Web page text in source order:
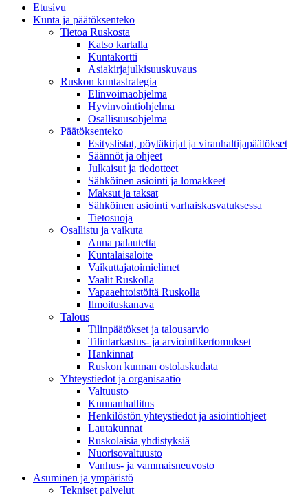
Etusivu
Kunta ja päätöksenteko
Tietoa Ruskosta
Katso kartalla
Kuntakortti
Asiakirjajulkisuuskuvaus
Ruskon kuntastrategia
Elinvoimaohjelma
Hyvinvointiohjelma
Osallisuusohjelma
Päätöksenteko
Esityslistat, pöytäkirjat ja viranhaltijapäätökset
Säännöt ja ohjeet
Julkaisut ja tiedotteet
Sähköinen asiointi ja lomakkeet
Maksut ja taksat
Sähköinen asiointi varhaiskasvatuksessa
Tietosuoja
Osallistu ja vaikuta
Anna palautetta
Kuntalaisaloite
Vaikuttajatoimielimet
Vaalit Ruskolla
Vapaaehtoistöitä Ruskolla
Ilmoituskanava
Talous
Tilinpäätökset ja talousarvio
Tilintarkastus- ja arviointikertomukset
Hankinnat
Ruskon kunnan ostolaskudata
Yhteystiedot ja organisaatio
Valtuusto
Kunnanhallitus
Henkilöstön yhteystiedot ja asiointiohjeet
Lautakunnat
Ruskolaisia yhdistyksiä
Nuorisovaltuusto
Vanhus- ja vammaisneuvosto
Asuminen ja ympäristö
Tekniset palvelut